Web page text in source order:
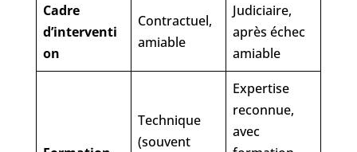
Cadre
d’interventi
on
Contractuel,
amiable
Judiciaire,
après échec
amiable
Technique
(souvent
Expertise
reconnue,
avec